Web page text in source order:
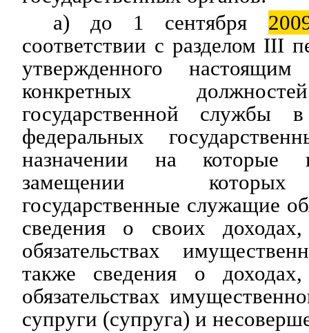
а) до 1 сентября
соответствии с разделом III
утвержденного
конкретных
государственной службы
федеральных
назначении на
замещении которых
государственные служащие
сведения о своих
обязательствах
также сведения о
обязательствах
супруги (супруга) и